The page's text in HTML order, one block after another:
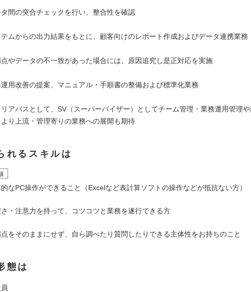
間の突合チェックを行い、整合性を確認
ムからの出力結果をもとに、顧客向けのレポート作成およびデータ連携業務
やデータの不一致があった場合には、原因追究し是正対応を実施
用改善の提案、マニュアル・手順書の整備および標準化業務
リアパスとして、SV（スーパーバイザー）としてチーム管理・業務運用管理
より上流・管理寄りの業務への展開も期待
れるスキルは
なPC操作ができること（Excelなど表計算ソフトの操作などが抵抗ない方）
・注意力を持って、コツコツと業務を遂行できる方
をそのままにせず、自ら調べたり質問したりできる主体性をお持ちのこと
態は